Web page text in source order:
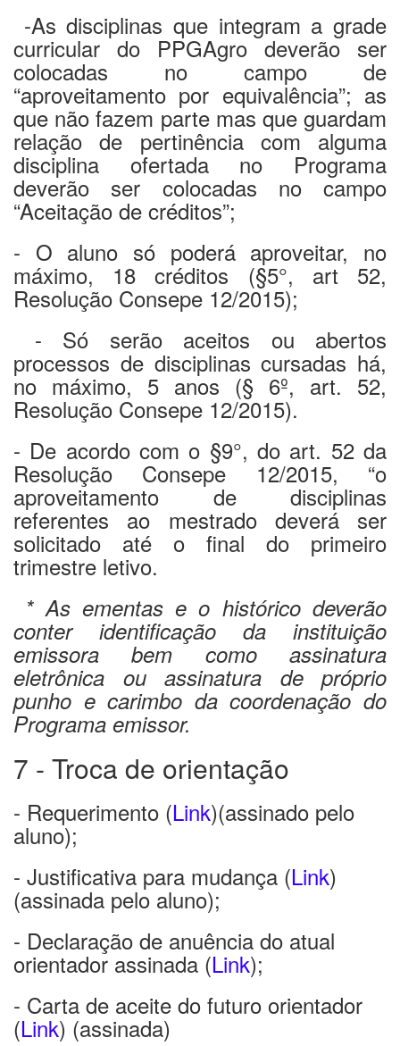
-As disciplinas que integram a grade
curricular do PPGAgro deverão ser
colocadas no campo de
“aproveitamento por equivalência”; as
que não fazem parte mas que guardam
relação de pertinência com alguma
disciplina ofertada no Programa
deverão ser colocadas no campo
“Aceitação de créditos”;
- O aluno só poderá aproveitar, no
máximo, 18 créditos (§5°, art 52,
Resolução Consepe 12/2015);
- Só serão aceitos ou abertos
processos de disciplinas cursadas há,
no máximo, 5 anos (§ 6º, art. 52,
Resolução Consepe 12/2015).
- De acordo com o §9°, do art. 52 da
Resolução Consepe 12/2015, “o
aproveitamento de disciplinas
referentes ao mestrado deverá ser
solicitado até o final do primeiro
trimestre letivo.
* As ementas e o histórico deverão
conter identificação da instituição
emissora bem como assinatura
eletrônica ou assinatura de próprio
punho e carimbo da coordenação do
Programa emissor.
7 - Troca de orientação
- Requerimento (Link)(assinado pelo
aluno);
- Justificativa para mudança (Link)
(assinada pelo aluno);
- Declaração de anuência do atual
orientador assinada (Link);
- Carta de aceite do futuro orientador
(Link) (assinada)